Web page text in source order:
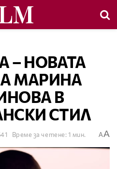
– НОВАТА
МАРИНА
В
СТИЛ
Време за четене: 1 мин. AA